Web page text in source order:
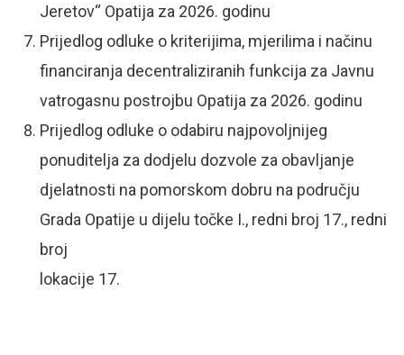
Jeretov“ Opatija za 2026. godinu
Prijedlog odluke o kriterijima, mjerilima i načinu
financiranja decentraliziranih funkcija za Javnu
vatrogasnu postrojbu Opatija za 2026. godinu
Prijedlog odluke o odabiru najpovoljnijeg
ponuditelja za dodjelu dozvole za obavljanje
djelatnosti na pomorskom dobru na području
Grada Opatije u dijelu točke I., redni broj 17., redni
broj
lokacije 17.